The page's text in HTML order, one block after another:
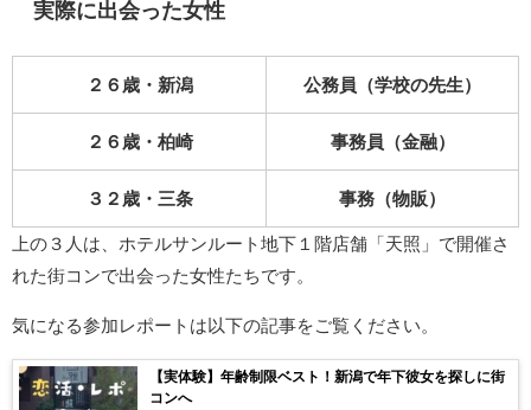
実際に出会った女性
２６歳・新潟 公務員（学校の先生）
２６歳・柏崎 事務員（金融）
３２歳・三条 事務（物販）
上の３人は、ホテルサンルート地下１階店舗「天照」で開催さ
れた街コンで出会った女性たちです。
気になる参加レポートは以下の記事をご覧ください。
【実体験】年齢制限ベスト！新潟で年下彼女を探しに街
コンへ